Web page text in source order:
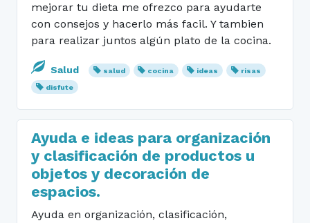
mejorar tu dieta me ofrezco para ayudarte
con consejos y hacerlo más facil. Y tambien
para realizar juntos algún plato de la cocina.
Salud salud cocina ideas
risas
disfute
Ayuda e ideas para organización
y clasificación de productos u
objetos y decoración de
espacios.
Ayuda en organización, clasificación,